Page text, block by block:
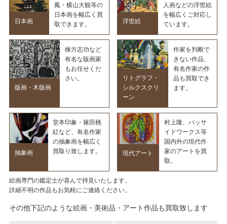
日本画
鳳・横山大観等の
日本画を幅広く買
取できます。
浮世絵
人画などの浮世絵
を幅広くご対応し
ています。
版画・木版画
棟方志功など
有名な版画家
もお任せくだ
さい。
リトグラフ・
シルクスクリ
ーン
作家を判断で
きない作品、
有名作家の作
品も買取でき
ます。
抽象画
堂本印象・篠田桃
紅など、有名作家
の抽象画を幅広く
買取り致します。
現代アート
村上隆、バッサ
イドワークス等
国内外の現代作
家のアートを買
取。
絵画専門の鑑定士が喜んで拝見いたします。
詳細不明の作品もお気軽にご連絡ください。
その他下記のような絵画・美術品・アート作品も買取致します